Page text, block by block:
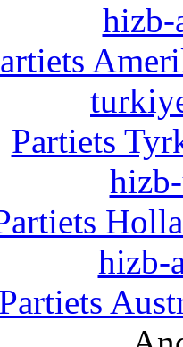
hizb-
Partiets
hizb-
Partiets